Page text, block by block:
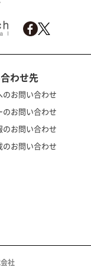
わせ先
のお問い合わせ
のお問い合わせ
のお問い合わせ
のお問い合わせ
社